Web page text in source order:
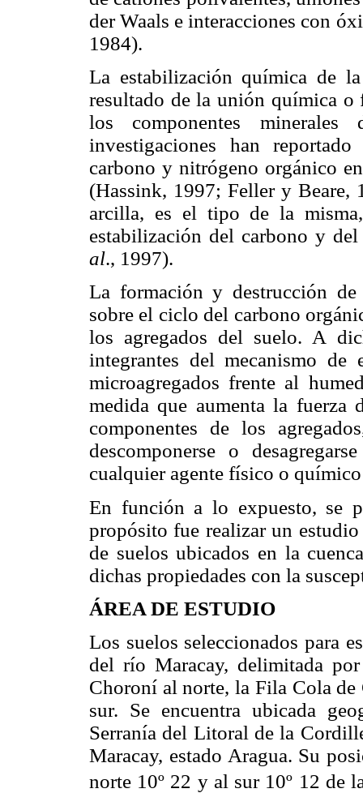
der Waals e interacciones con
1984).
La estabilización química de
resultado de la unión química
los componentes
investigaciones han
carbono y nitrógeno orgánico
(Hassink, 1997; Feller y Beare,
arcilla, es el tipo de la
estabilización del carbono y
al., 1997).
La formación y destrucción de
sobre el ciclo del carbono
los agregados del suelo. A
integrantes del mecanismo
microagregados frente al
medida que aumenta la fuerza
componentes de los
descomponerse o
cualquier agente físico o
En función a lo expuesto, se
propósito fue realizar un
de suelos ubicados en la
dichas propiedades con la
ÁREA DE ESTUDIO
Los suelos seleccionados para
del río Maracay, delimitada
Choroní al norte, la Fila Cola de
sur. Se encuentra ubicada
Serranía del Litoral de la
Maracay, estado Aragua. Su
norte 10º 22 y al sur 10º 12 de